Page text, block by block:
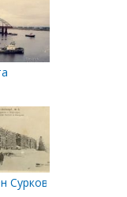
Суркова и Шергольд